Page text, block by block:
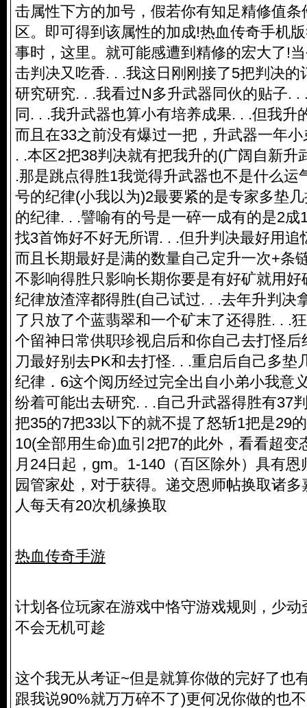
击属性下方的加号，假若你有知足精修值
区。即可得到该属性的加成!热血传奇手机
事时，这里。就可能感遭到精修的宏大了!
击判决又吃香. . .我这日刚刚接了5把判决的
研究研究. . .我看过N多升武器同伙的贴子. .
同. . .我升武器也算小有培养成果. . .但我升
而且在33之前没有爆过一把，升武器一年
. .本区2把38判决就有把我升的(广阔自新升
.那是跳点得胜1我觉得升武器也不是什么运
号的纪律(小我以为)2最要紧的是专家多垫
的纪律. . .譬喻有的号是一碎一成有的是2成
找3首饰好不好无所谓. . .但升判决最好用追
而且长期最好是满的数量自己定升一次+条
不影响得胜只影响长期你要是有好矿就用
纪律放渣滓都得胜(自己试过. . .去年升判决
了只放了个蓝翡翠和一个矿末了还得胜. . .
个留神日常供职珍视启后和你自己去打怪
刀最好别去PK和去打怪. . .重启后自己多垫
纪律．6这个阅历经过完全出自小弟小我意
纷着可能出去研究. . .自己升武器得胜有37
把35的7把33以下的就不提了怒斩1把是29
10(全部用生命)血引2把7的此外，看看超变
月24日起，gm。1-140（百区除外）具有
园管家处，对于获得。递交恩师帖换取诸
人每天有20次机缘换取
热血传奇手游
计划各位玩家在游戏中恪守游戏规则，少
不会无机可趁
这个我无从考证~但是就算你做的完好了也
跟我说90%就万万碎不了)更何况你做的也